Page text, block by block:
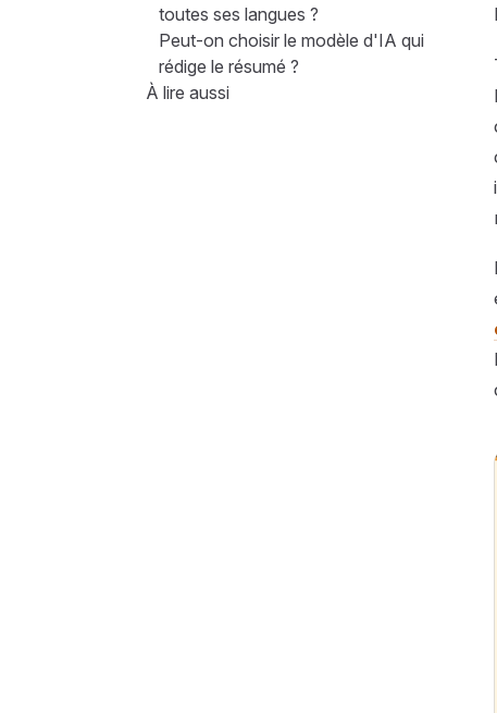
toutes ses langues ?
Peut-on choisir le modèle d'IA qui
rédige le résumé ?
À lire aussi